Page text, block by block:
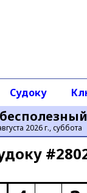
2026 г., суббота
Судоку